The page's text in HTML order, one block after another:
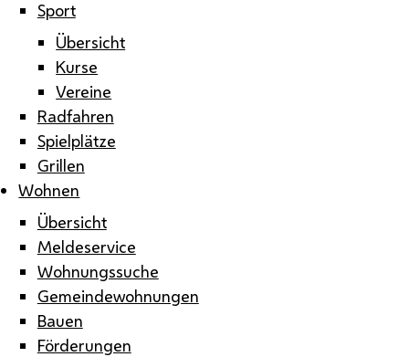
Sport
Übersicht
Kurse
Vereine
Radfahren
Spielplätze
Grillen
Wohnen
Übersicht
Meldeservice
Wohnungssuche
Gemeindewohnungen
Bauen
Förderungen